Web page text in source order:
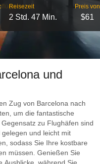
Reisezeit
2 Std. 47 Min.
Preis von
$61
und
Zug von Barcelona nach
um die fantastische
zu Flughäfen sind
und leicht mit
sodass Sie Ihre kostbare
müssen. Genießen Sie